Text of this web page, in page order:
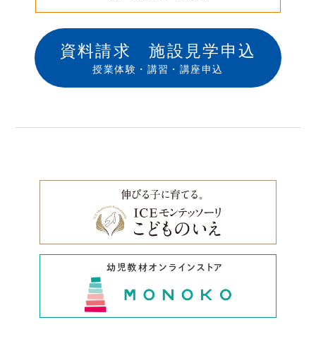
資料請求 施設見学申込
授業体験・講習・講座申込